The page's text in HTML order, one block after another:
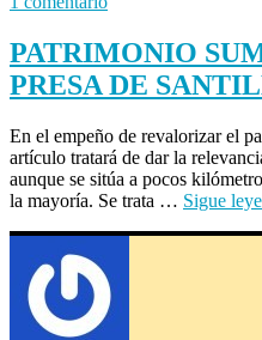
PATRIMONIO
PRESA DE
En el empeño de revalorizar el
artículo tratará de dar la
aunque se sitúa a pocos
la mayoría. Se trata … Sigue